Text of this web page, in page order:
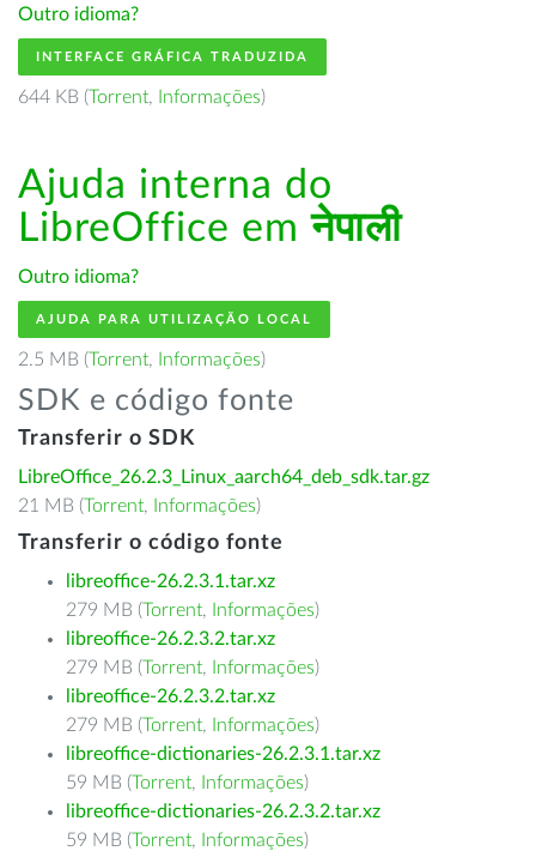
Outro idioma?
INTERFACE GRÁFICA TRADUZIDA
644 KB (Torrent, Informações)
Ajuda interna do
LibreOffice emनेपाली
Outro idioma?
AJUDA PARA UTILIZAÇÃO LOCAL
2.5 MB (Torrent, Informações)
SDK e código fonte
Transferir o SDK
LibreOffice_26.2.3_Linux_aarch64_deb_sdk.tar.gz
21 MB (Torrent, Informações)
Transferir o código fonte
libreoffice-26.2.3.1.tar.xz
279 MB (Torrent, Informações)
libreoffice-26.2.3.2.tar.xz
279 MB (Torrent, Informações)
libreoffice-26.2.3.2.tar.xz
279 MB (Torrent, Informações)
libreoffice-dictionaries-26.2.3.1.tar.xz
59 MB (Torrent, Informações)
libreoffice-dictionaries-26.2.3.2.tar.xz
59 MB (Torrent, Informações)